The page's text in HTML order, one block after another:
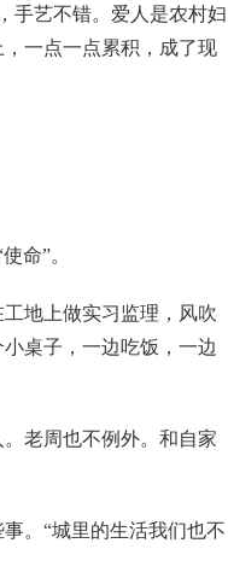
艺不错。爱人是农村妇
一点一点累积，成了现
命”。
地上做实习监理，风吹
桌子，一边吃饭，一边
老周也不例外。和自家
。“城里的生活我们也不